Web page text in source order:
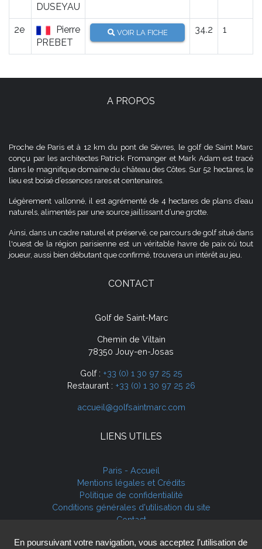
DUSEYAU
2e
Pierre
PREBET
VOIR LA FICHE 34.2 1
A PROPOS
Proche de Paris et à 12 km du pont de Sèvres, le golf de Saint Marc
conçu par les architectes Patrick Fromanger et Mark Adam est tracé
dans le magnifique domaine du château des Côtes. Sur 52 hectares, le
lieu est boisé d’essences rares et centenaires.
Légèrement vallonné, il est agrémenté de 4 hectares de plans d’eau
naturels, alimentés par une source jaillissant d’une grotte.
Ainsi, dans un cadre naturel et préservé, ce parcours de golf situé dans
l'ouest de la région parisienne est un véritable havre de paix où tout
joueur, aussi bien débutant que confirmé, trouvera un intérêt au jeu.
CONTACT
Golf de Saint-Marc
Chemin de Viltain
78350 Jouy-en-Josas
Golf : +33 (0) 1 30 97 25 25
Restaurant : +33 (0) 1 30 97 25 26
accueil@golfsaintmarc.com
LIENS UTILES
Paris - Accueil
Mentions légales et Crédits
Politique de confidentialité
Conditions générales d'utilisation du site
Contact
En poursuivant votre navigation, vous acceptez l'utilisation de